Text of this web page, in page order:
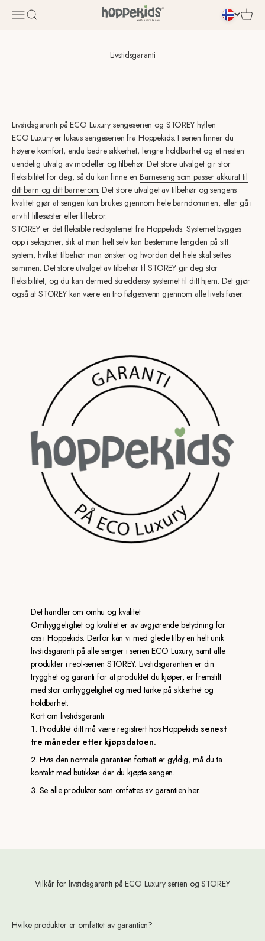
Åbn navigationsmenu
Åbn søgefunktion Åbn
Livstidsgaranti
Livstidsgaranti på ECO Luxury sengeserien og STOREY hyllen
ECO Luxury er luksus sengeserien fra Hoppekids. I serien finner du
høyere komfort, enda bedre sikkerhet, lengre holdbarhet og et nesten
uendelig utvalg av modeller og tilbehør. Det store utvalget gir stor
fleksibilitet for deg, så du kan finne enBarneseng som passer akkurat til
ditt barn og ditt barnerom. Det store utvalget av tilbehør og sengens
kvalitet gjør at sengen kan brukes gjennom hele barndommen, eller gå i
arv til lillesøster eller lillebror.
STOREY er det fleksible reolsystemet fra Hoppekids. Systemet bygges
opp i seksjoner, slik at man helt selv kan bestemme lengden på sitt
system, hvilket tilbehør man ønsker og hvordan det hele skal settes
sammen. Det store utvalget av tilbehør til STOREY gir deg stor
fleksibilitet, og du kan dermed skreddersy systemet til ditt hjem. Det gjør
også at STOREY kan være en tro følgesvenn gjennom alle livets faser.
Det handler om omhu og kvalitet
Omhyggelighet og kvalitet er av avgjørende betydning for
oss i Hoppekids. Derfor kan vi med glede tilby en helt unik
livstidsgaranti på alle senger i serien ECO Luxury, samt alle
produkter i reol-serien STOREY. Livstidsgarantien er din
trygghet og garanti for at produktet du kjøper, er fremstilt
med stor omhyggelighet og med tanke på sikkerhet og
holdbarhet.
Kort om livstidsgaranti
Produktet ditt må være registrert hos Hoppekids senest
tre måneder etter kjøpsdatoen.
Hvis den normale garantien fortsatt er gyldig, må du ta
kontakt med butikken der du kjøpte sengen.
Se alle produkter som omfattes av garantien her.
Vilkår for livstidsgaranti på ECO Luxury serien og STOREY
Hvilke produkter er omfattet av garantien?